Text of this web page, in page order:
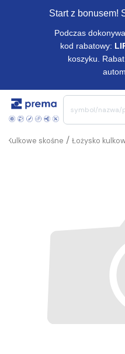
Start z bonusem!
Podczas
kod rabatowy:
koszyku.
Łożysko
/
Kulkowe skośne